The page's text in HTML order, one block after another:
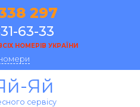
297
63-33
НОМЕРІВ УКРАЇНИ
Яй
сервісу